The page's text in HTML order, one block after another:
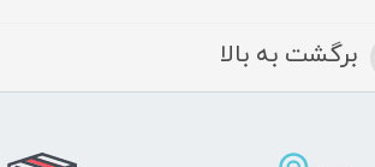
برگشت به بالا